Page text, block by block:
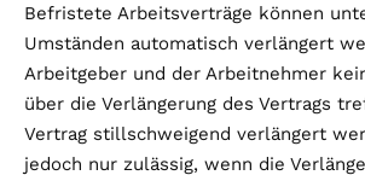
Befristete Arbeitsverträge können
Umständen automatisch verlängert
Arbeitgeber und der Arbeitnehmer
über die Verlängerung des Vertrags
Vertrag stillschweigend verlängert
jedoch nur zulässig, wenn die